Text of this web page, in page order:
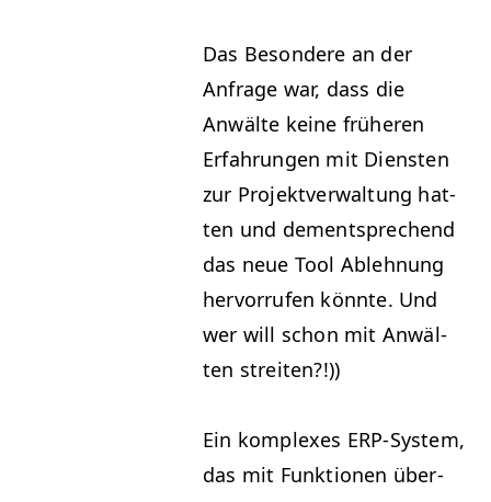
Das Beson­dere an der
Anfrage war, dass die
Anwälte keine früheren
Erfahrun­gen mit Dien­sten
zur Pro­jek­tver­wal­tung hat­
ten und dementsprechend
das neue Tool Ablehnung
her­vor­rufen kön­nte. Und
wer will schon mit Anwäl­
ten streiten?!))
Ein kom­plex­es ERP-Sys­tem,
das mit Funk­tio­nen über­